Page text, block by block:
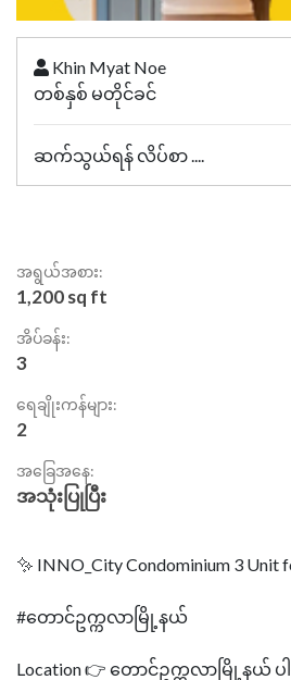
Khin Myat Noe
တစ်နှစ် မတိုင်ခင်
ဆက်သွယ်ရန် လိပ်စာ ....
အရွယ်အစား:
1,200 sq ft
အိပ်ခန်း:
3
ရေချိုးကန်များ:
2
အခြေအနေ:
အသုံးပြုပြီး
✨ INNO_City Condominium 3 Unit
#တောင်ဥက္ကလာမြို့နယ်
Location 👉 တောင်ဥက္ကလာမြို့နယ်